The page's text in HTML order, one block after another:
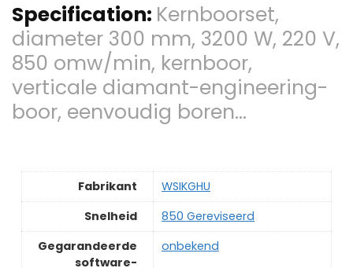
Specification: Kernboorset,
diameter 300 mm, 3200 W, 220 V,
850 omw/min, kernboor,
verticale diamant-engineering-
boor, eenvoudig boren…
Fabrikant
‎WSIKGHU
Snelheid
‎850 Gereviseerd
Gegarandeerde
software-
‎onbekend